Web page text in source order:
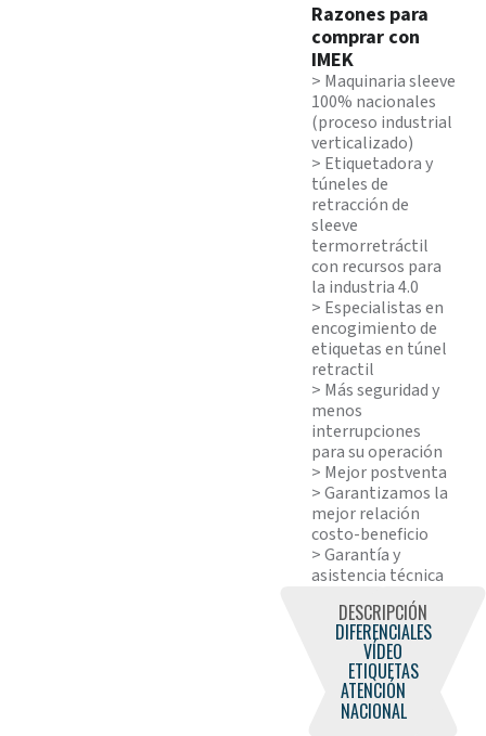
Razones para
comprar con
IMEK
> Maquinaria sleeve
100% nacionales
(proceso industrial
verticalizado)
> Etiquetadora y
túneles de
retracción de
sleeve
termorretráctil
con recursos para
la industria 4.0
> Especialistas en
encogimiento de
etiquetas en túnel
retractil
> Más seguridad y
menos
interrupciones
para su operación
> Mejor postventa
> Garantizamos la
mejor relación
costo-beneficio
> Garantía y
asistencia técnica
DESCRIPCIÓN
DIFERENCIALES
VÍDEO
ETIQUETAS
ATENCIÓN
NACIONAL